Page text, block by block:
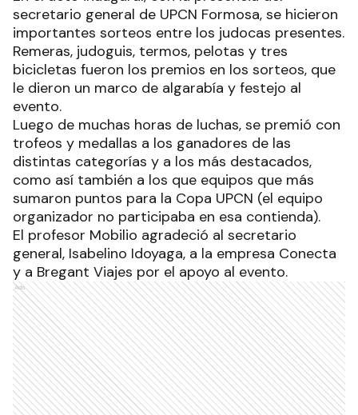
secretario general de UPCN Formosa, se hicieron
importantes sorteos entre los judocas presentes.
Remeras, judoguis, termos, pelotas y tres
bicicletas fueron los premios en los sorteos, que
le dieron un marco de algarabía y festejo al
evento.
Luego de muchas horas de luchas, se premió con
trofeos y medallas a los ganadores de las
distintas categorías y a los más destacados,
como así también a los que equipos que más
sumaron puntos para la Copa UPCN (el equipo
organizador no participaba en esa contienda).
El profesor Mobilio agradeció al secretario
general, Isabelino Idoyaga, a la empresa Conecta
y a Bregant Viajes por el apoyo al evento.
Ads